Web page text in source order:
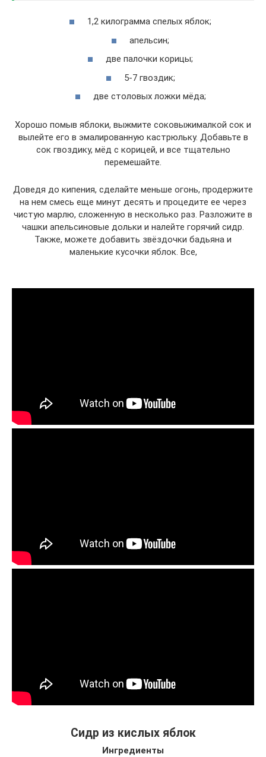
1,2 килограмма спелых яблок;
апельсин;
две палочки корицы;
5-7 гвоздик;
две столовых ложки мёда;
Хорошо помыв яблоки, выжмите соковыжималкой сок и
вылейте его в эмалированную кастрюльку. Добавьте в
сок гвоздику, мёд с корицей, и все тщательно
перемешайте.
Доведя до кипения, сделайте меньше огонь, продержите
на нем смесь еще минут десять и процедите ее через
чистую марлю, сложенную в несколько раз. Разложите в
чашки апельсиновые дольки и налейте горячий сидр.
Также, можете добавить звёздочки бадьяна и
маленькие кусочки яблок. Все,
Сидр из кислых яблок
Ингредиенты